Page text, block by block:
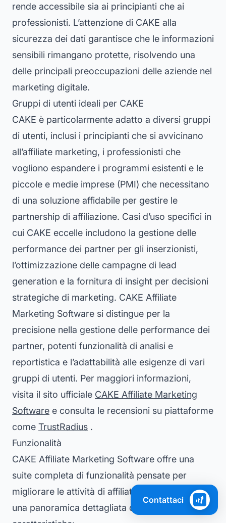
rende accessibile sia ai principianti che ai
professionisti. L’attenzione di CAKE alla
sicurezza dei dati garantisce che le informazioni
sensibili rimangano protette, risolvendo una
delle principali preoccupazioni delle aziende nel
marketing digitale.
Gruppi di utenti ideali per CAKE
CAKE è particolarmente adatto a diversi gruppi
di utenti, inclusi i principianti che si avvicinano
all’affiliate marketing, i professionisti che
vogliono espandere i programmi esistenti e le
piccole e medie imprese (PMI) che necessitano
di una soluzione affidabile per gestire le
partnership di affiliazione. Casi d’uso specifici in
cui CAKE eccelle includono la gestione delle
performance dei partner per gli inserzionisti,
l’ottimizzazione delle campagne di lead
generation e la fornitura di insight per decisioni
strategiche di marketing. CAKE Affiliate
Marketing Software si distingue per la
precisione nella gestione delle performance dei
partner, potenti funzionalità di analisi e
reportistica e l’adattabilità alle esigenze di vari
gruppi di utenti. Per maggiori informazioni,
visita il sito ufficiale CAKE Affiliate Marketing
Software e consulta le recensioni su piattaforme
come TrustRadius .
Funzionalità
CAKE Affiliate Marketing Software offre una
suite completa di funzionalità pensate per
migliorare le attività di affiliate marketing. Ecco
una panoramica dettagliata delle sue principali
Contattaci